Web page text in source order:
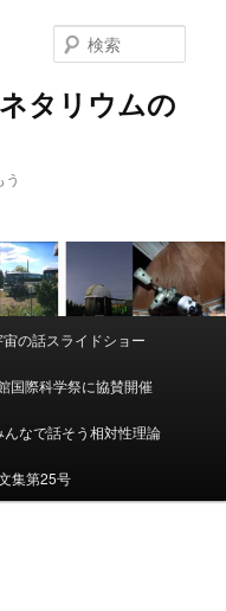
タリウムの
索
宙の話スライドショー
国際科学祭に協賛開催
なで話そう相対性理論
集第25号